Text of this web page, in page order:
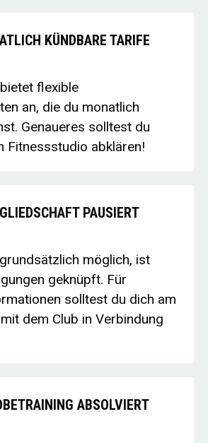
KÜNDBARE TARIFE
flexible
an, die du monatlich
Genaueres solltest du
Fitnessstudio abklären!
PAUSIERT
möglich, ist
geknüpft. Für
solltest du dich am
dem Club in Verbindung
ABSOLVIERT